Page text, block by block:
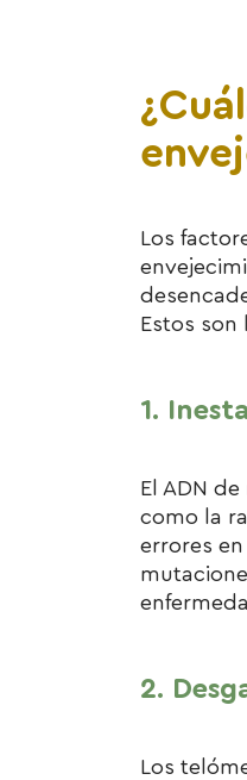
Los
Estos
1.
El ADN
como la
errores
2.
Los